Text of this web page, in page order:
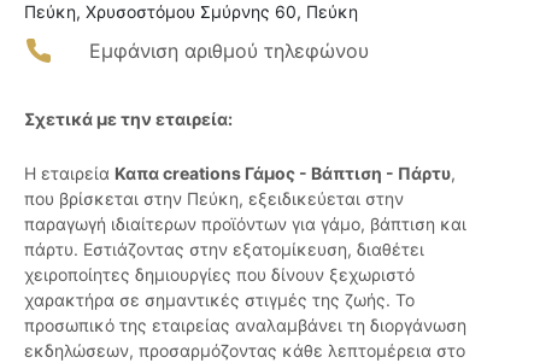
Πεύκη, Χρυσοστόμου Σμύρνης 60, Πεύκη
Εμφάνιση αριθμού τηλεφώνου
Σχετικά με την εταιρεία:
Η εταιρεία Καπα creations Γάμος - Βάπτιση - Πάρτυ,
που βρίσκεται στην Πεύκη, εξειδικεύεται στην
παραγωγή ιδιαίτερων προϊόντων για γάμο, βάπτιση και
πάρτυ. Εστιάζοντας στην εξατομίκευση, διαθέτει
χειροποίητες δημιουργίες που δίνουν ξεχωριστό
χαρακτήρα σε σημαντικές στιγμές της ζωής. Το
προσωπικό της εταιρείας αναλαμβάνει τη διοργάνωση
εκδηλώσεων, προσαρμόζοντας κάθε λεπτομέρεια στο